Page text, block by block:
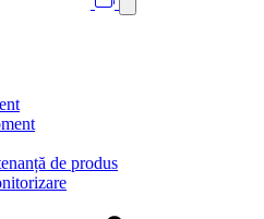
de produs